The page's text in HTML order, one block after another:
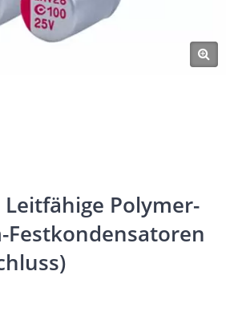
Leitfähige Polymer-